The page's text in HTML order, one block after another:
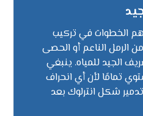
الخطوات في تركيب
الرمل الناعم أو الحصى
الجيد للمياه. ينبغي
تمامًا لأن أي انحراف
شكل انترلوك بعد